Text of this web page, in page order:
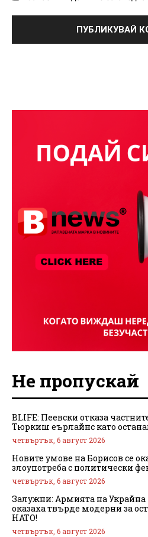
Не пропускай
BLIFE: Пеевски отказа
Тюркиш еърлайнс като
четвъртък, 6 август 2026
Новите умове на Борисов се
злоупотреба с политически
четвъртък, 6 август 2026
Залужни: Армията на Украйна
оказаха твърде модерни за
НАТО!
четвъртък, 6 август 2026